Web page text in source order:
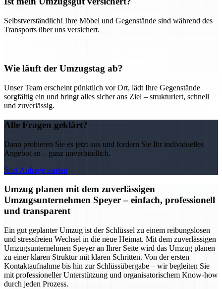
Selbstverständlich! Ihre Möbel und Gegenstände sind während des
Transports über uns versichert.
Wie läuft der Umzugstag ab?
Unser Team erscheint pünktlich vor Ort, lädt Ihre Gegenstände
sorgfältig ein und bringt alles sicher ans Ziel – strukturiert, schnell
und zuverlässig.
Alle Fragen geklärt?
Dann probieren Sie es jetzt aus und fordern Sie Ihr individuelles
Angebot an – ganz unverbindlich.
Jetzt Anfrage starten
Umzug planen mit dem zuverlässigen
Umzugsunternehmen Speyer – einfach, professionell
und transparent
Ein gut geplanter Umzug ist der Schlüssel zu einem reibungslosen
und stressfreien Wechsel in die neue Heimat. Mit dem zuverlässigen
Umzugsunternehmen Speyer an Ihrer Seite wird das Umzug planen
zu einer klaren Struktur mit klaren Schritten. Von der ersten
Kontaktaufnahme bis hin zur Schlüssübergabe – wir begleiten Sie
mit professioneller Unterstützung und organisatorischem Know-how
durch jeden Prozess.